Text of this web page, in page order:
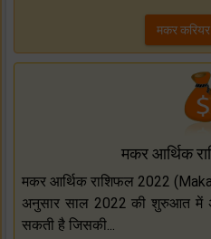
मकर
मकर आर्थिक
मकर आर्थिक राशिफल 2022
अनुसार साल 2022 की शुरुआत में
सकती है जिसकी...